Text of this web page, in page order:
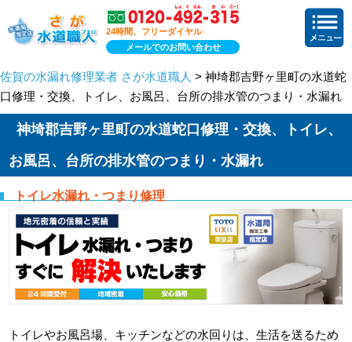
24時間、フリーダイヤル
メールでのお問い合わせ
佐賀の水漏れ修理業者 さが水道職人 > 神埼郡吉野ヶ里町の水道蛇
口修理・交換、トイレ、お風呂、台所の排水管のつまり・水漏れ
神埼郡吉野ヶ里町の水道蛇口修理・交換、トイレ、
お風呂、台所の排水管のつまり・水漏れ
トイレ水漏れ・つまり修理
トイレやお風呂場、キッチンなどの水回りは、生活を送るため